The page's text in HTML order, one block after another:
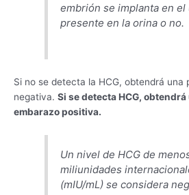
embrión se implanta en el
presente en la orina o no.
Si no se detecta la HCG, obtendrá una
negativa. Si se detecta HCG,
embarazo positiva.
Un nivel de HCG de
miliunidades
(mIU/mL) se considera